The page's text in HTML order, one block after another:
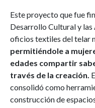
Este proyecto que fue
Desarrollo Cultural y
oficios textiles del telar
permitiéndole a
edades compartir
través de la creación.
consolidó como
construcción de